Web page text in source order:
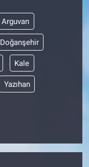
Arguvan
Doğanşehir
Kale
Yazıhan